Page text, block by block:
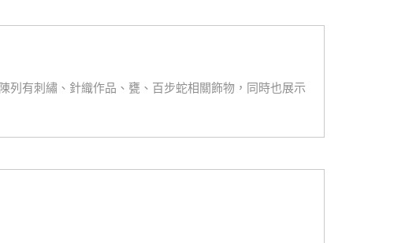
有刺繡、針織作品、甕、百步蛇相關飾物，同時也展示